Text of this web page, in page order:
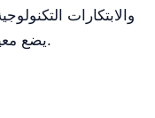
والابتكارات
يضع معياراً جديداً للجودة والأداء في الصناعة.